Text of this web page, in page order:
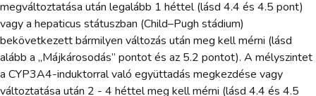
megváltoztatása után legalább 1 héttel (lásd 4.4 és 4.5 pont)
vagy a hepaticus státuszban (Child–Pugh stádium)
bekövetkezett bármilyen változás után meg kell mérni (lásd
alább a „Májkárosodás” pontot és az 5.2 pontot). A mélyszintet
a CYP3A4-induktorral való együttadás megkezdése vagy
változtatása után 2 - 4 héttel meg kell mérni (lásd 4.4 és 4.5